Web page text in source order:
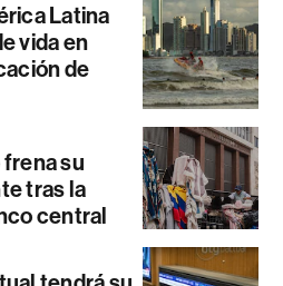
Latina
vida en
de
su
tras la
central